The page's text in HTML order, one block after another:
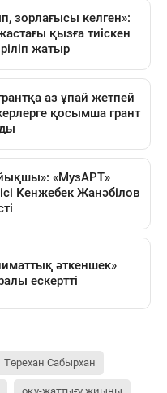
Төрехан Сабырхан